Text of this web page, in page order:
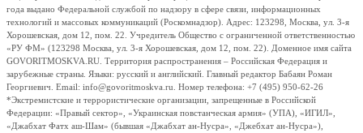
года выдано Федеральной службой по надзору в сфере связи, информационных
технологий и массовых коммуникаций (Роскомнадзор). Адрес: 123298, Москва, ул. 3-я
Хорошевская, дом 12, пом. 22. Учредитель Общество с ограниченной ответственностью
«РУ ФМ» (123298 Москва, ул. 3-я Хорошевская, дом 12, пом. 22). Доменное имя сайта
GOVORITMOSKVA.RU. Территория распространения – Российская Федерация и
зарубежные страны. Языки: русский и английский. Главный редактор Бабаян Роман
Георгиевич. Email: info@govoritmoskva.ru. Номер телефона: +7 (495) 950-62-26
*Экстремистские и террористические организации, запрещенные в Российской
Федерации: «Правый сектор», «Украинская повстанческая армия» (УПА), «ИГИЛ»,
«Джабхат Фатх аш-Шам» (бывшая «Джабхат ан-Нусра», «Джебхат ан-Нусра»),